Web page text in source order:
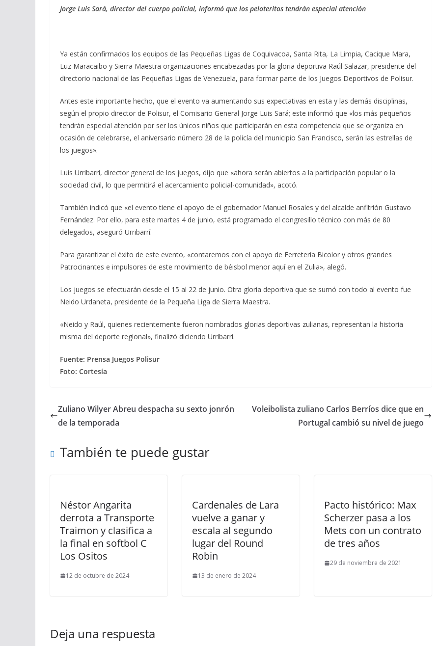
Jorge Luis Sará, director del cuerpo policial, informó que los peloteritos tendrán especial atención
Ya están confirmados los equipos de las Pequeñas Ligas de Coquivacoa, Santa Rita, La Limpia, Cacique Mara,
Luz Maracaibo y Sierra Maestra organizaciones encabezadas por la gloria deportiva Raúl Salazar, presidente del
directorio nacional de las Pequeñas Ligas de Venezuela, para formar parte de los Juegos Deportivos de Polisur.
Antes este importante hecho, que el evento va aumentando sus expectativas en esta y las demás disciplinas,
según el propio director de Polisur, el Comisario General Jorge Luis Sará; este informó que «los más pequeños
tendrán especial atención por ser los únicos niños que participarán en esta competencia que se organiza en
ocasión de celebrarse, el aniversario número 28 de la policía del municipio San Francisco, serán las estrellas de
los juegos».
Luis Urribarrí, director general de los juegos, dijo que «ahora serán abiertos a la participación popular o la
sociedad civil, lo que permitirá el acercamiento policial-comunidad», acotó.
También indicó que «el evento tiene el apoyo de el gobernador Manuel Rosales y del alcalde anfitrión Gustavo
Fernández. Por ello, para este martes 4 de junio, está programado el congresillo técnico con más de 80
delegados, aseguró Urribarrí.
Para garantizar el éxito de este evento, «contaremos con el apoyo de Ferretería Bicolor y otros grandes
Patrocinantes e impulsores de este movimiento de béisbol menor aquí en el Zulia», alegó.
Los juegos se efectuarán desde el 15 al 22 de junio. Otra gloria deportiva que se sumó con todo al evento fue
Neido Urdaneta, presidente de la Pequeña Liga de Sierra Maestra.
«Neido y Raúl, quienes recientemente fueron nombrados glorias deportivas zulianas, representan la historia
misma del deporte regional», finalizó diciendo Urribarrí.
Fuente: Prensa Juegos Polisur
Foto: Cortesía
Zuliano Wilyer Abreu despacha su sexto jonrón
de la temporada
Voleibolista zuliano Carlos Berríos dice que en
Portugal cambió su nivel de juego
También te puede gustar
Néstor Angarita
derrota a Transporte
Traimon y clasifica a
la final en softbol C
Los Ositos
12 de octubre de 2024
Cardenales de Lara
vuelve a ganar y
escala al segundo
lugar del Round
Robin
13 de enero de 2024
Pacto histórico: Max
Scherzer pasa a los
Mets con un contrato
de tres años
29 de noviembre de 2021
Deja una respuesta